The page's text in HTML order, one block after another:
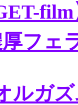
フェ
ルガ